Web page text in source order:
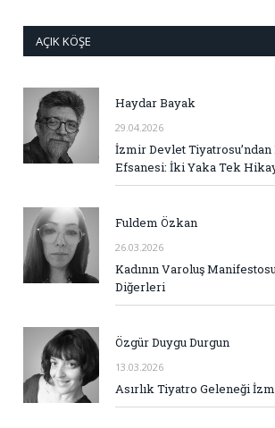
AÇIK KÖŞE
Haydar Bayak
29.04.2026
İzmir Devlet
Efsanesi: İki Yaka Tek
Fuldem Özkan
26.03.2026
Kadının Varoluş
Diğerleri
Özgür Duygu Durgun
13.03.2026
Asırlık Tiyatro Geleneği